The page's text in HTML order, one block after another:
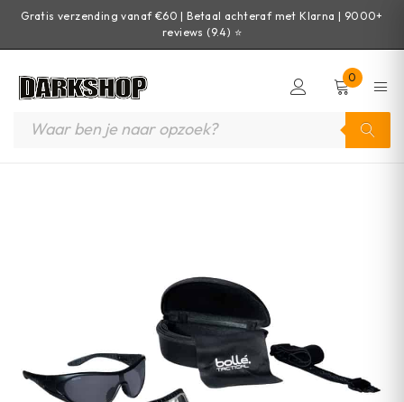
Gratis verzending vanaf €60 | Betaal achteraf met Klarna | 9000+
reviews (9.4) ⭐
0